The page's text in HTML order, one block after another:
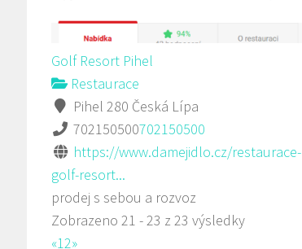
Golf Resort Pihel
Restaurace
Pihel 280 Česká Lípa
702150500702150500
https://www.damejidlo.cz/restaurace-
golf-resort...
prodej s sebou a rozvoz
Zobrazeno 21 - 23 z 23 výsledky
«12»